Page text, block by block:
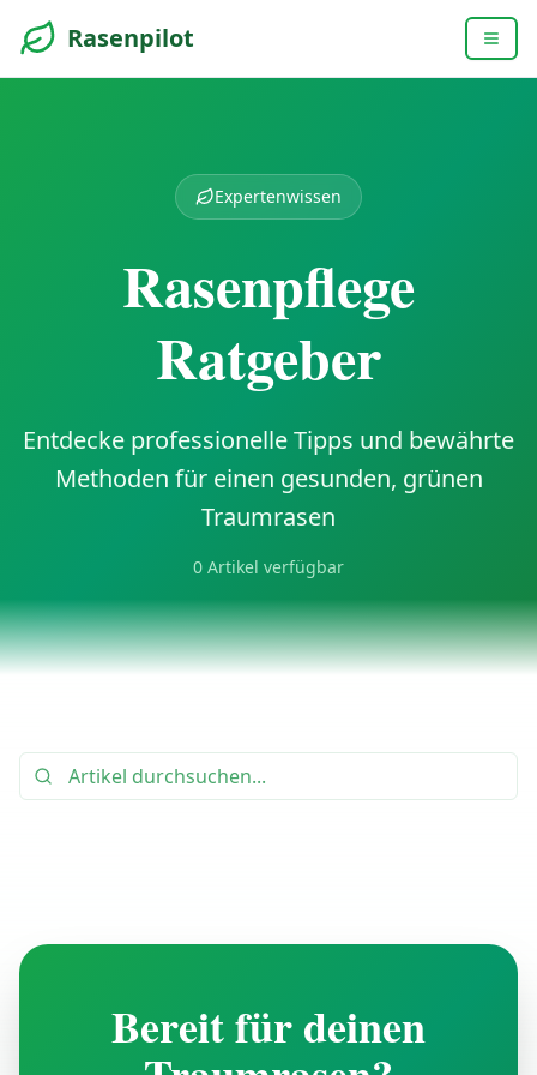
Rasenpilot
Expertenwissen
Rasenpflege
Ratgeber
Entdecke professionelle Tipps und bewährte
Methoden für einen gesunden, grünen
Traumrasen
0 Artikel verfügbar
Bereit für deinen